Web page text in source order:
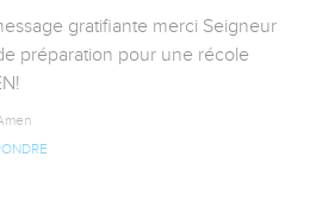
gratifiante merci Seigneur
préparation pour une récole